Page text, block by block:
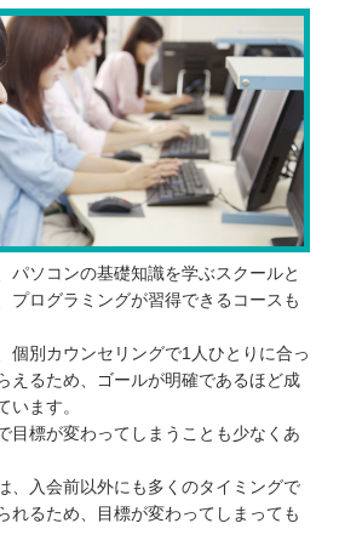
パソコンの基礎知識を学ぶスクールと
プログラミングが習得できるコースも
個別カウンセリングで1人ひとりに合っ
えるため、ゴールが明確であるほど成
います。
目標が変わってしまうことも少なくあ
、入会前以外にも多くのタイミングで
れるため、目標が変わってしまっても